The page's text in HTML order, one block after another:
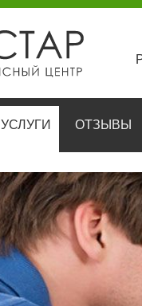
УСЛУГИ ОТЗЫВЫ